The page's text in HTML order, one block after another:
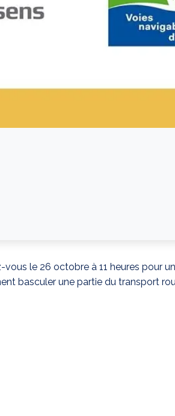
vous le 26 octobre à 11 heures pour
basculer une partie du transport